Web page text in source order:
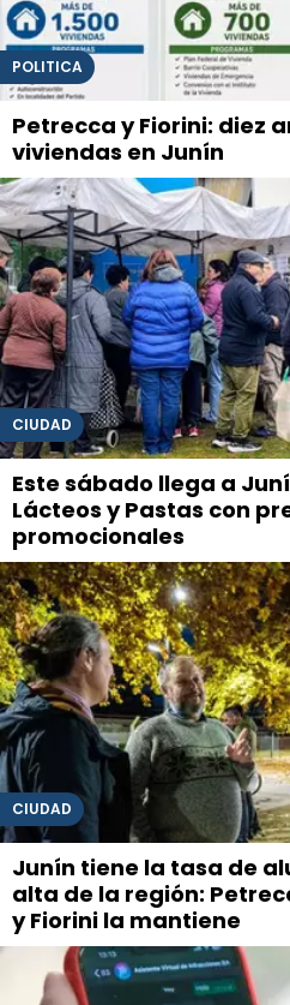
POLITICA
Petrecca y Fiorini: diez
viviendas en Junín
CIUDAD
Este sábado llega a
Lácteos y Pastas con
promocionales
CIUDAD
Junín tiene la tasa de
alta de la región:
y Fiorini la mantiene